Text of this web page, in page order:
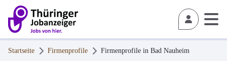
Startseite Firmenprofile Firmenprofile in Bad Nauheim